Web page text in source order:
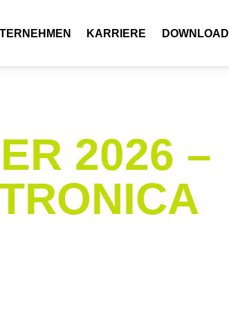
KARRIERE DOWNLOAD
2026 –